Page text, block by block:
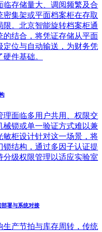
存储量大、调阅频繁及合
集架或平面档案柜在存取
。北京智能旋转档案柜通
结合，将凭证存储从平面
位与自动输送，为财务凭
件基础。
面临多用户共用、权限交
械锁或单一验证方式难以兼
敏柜设计针对这一场景，将
锁结构，通过多因子认证提
级权限管理以适应实验室
署与系统对接
生产节拍与库存周转，传统